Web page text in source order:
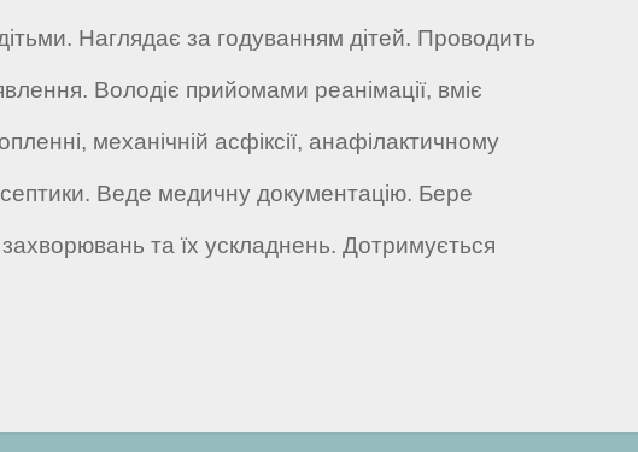
Наглядає за годуванням дітей. Проводить
Володіє прийомами реанімації, вміє
механічній асфіксії, анафілактичному
Веде медичну документацію. Бере
та їх ускладнень. Дотримується